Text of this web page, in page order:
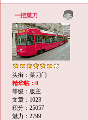
一把菜刀
头衔：菜刀门
精华帖：0
等级：版主
文章：1023
积分：25057
魅力：2799